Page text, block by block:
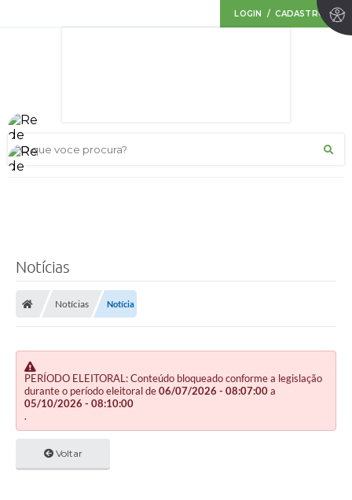
LOGIN / CADASTRO
O que voce procura?
Notícias
Notícias Notícia
PERÍODO ELEITORAL: Conteúdo bloqueado conforme a legislação
durante o período eleitoral de06/07/2026 - 08:07:00a
05/10/2026 - 08:10:00
.
Voltar